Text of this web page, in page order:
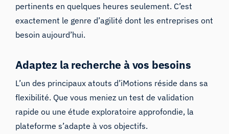
pertinents en quelques heures seulement. C’est
exactement le genre d’agilité dont les entreprises ont
besoin aujourd’hui.
Adaptez la recherche à vos besoins
L’un des principaux atouts d’iMotions réside dans sa
flexibilité. Que vous meniez un test de validation
rapide ou une étude exploratoire approfondie, la
plateforme s’adapte à vos objectifs.